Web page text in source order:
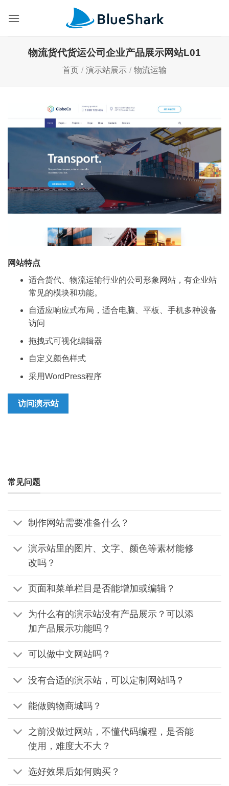
物流货代货运公司企业产品展示网站L01
首页 / 演示站展示 / 物流运输
网站特点
适合货代、物流运输行业的公司形象网站，有企业站
常见的模块和功能。
自适应响应式布局，适合电脑、平板、手机多种设备
访问
拖拽式可视化编辑器
自定义颜色样式
采用WordPress程序
访问演示站
常见问题
制作网站需要准备什么？
演示站里的图片、文字、颜色等素材能修
改吗？
页面和菜单栏目是否能增加或编辑？
为什么有的演示站没有产品展示？可以添
加产品展示功能吗？
可以做中文网站吗？
没有合适的演示站，可以定制网站吗？
能做购物商城吗？
之前没做过网站，不懂代码编程，是否能
使用，难度大不大？
选好效果后如何购买？